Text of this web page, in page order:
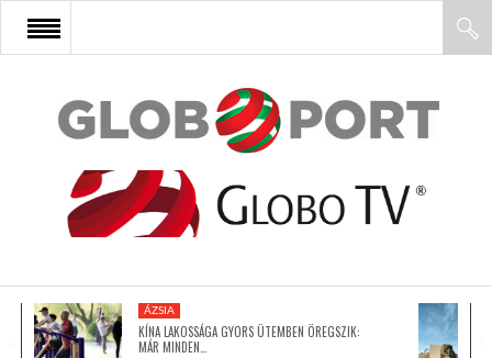
FŐOLDAL
AFRIKA
ÁZSIA
ÁZSIA
KÍNA LAKOSSÁGA GYORS ÜTEMBEN ÖREGSZIK:
MÁR MINDEN…